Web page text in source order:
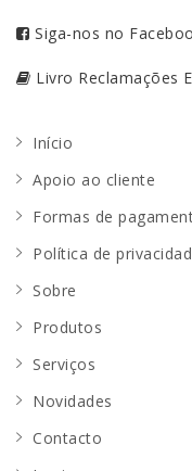
Siga-nos no
Livro Reclamações
Início
Apoio ao cliente
Formas de
Política de
Sobre
Produtos
Serviços
Novidades
Contacto